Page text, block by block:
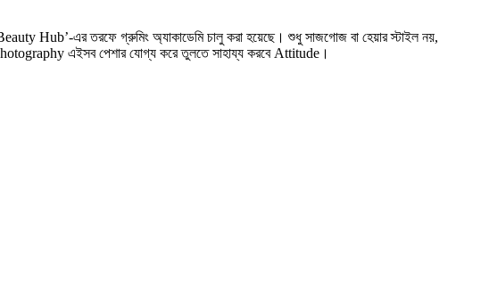
Hub’-এর তরফে গ্রুমিং অ্যাকাডেমি চালু করা হয়েছে। শুধু সাজগোজ বা হেয়ার স্টাইল নয়,
Photography এইসব পেশার যোগ্য করে তুলতে সাহায্য করবে Attitude।